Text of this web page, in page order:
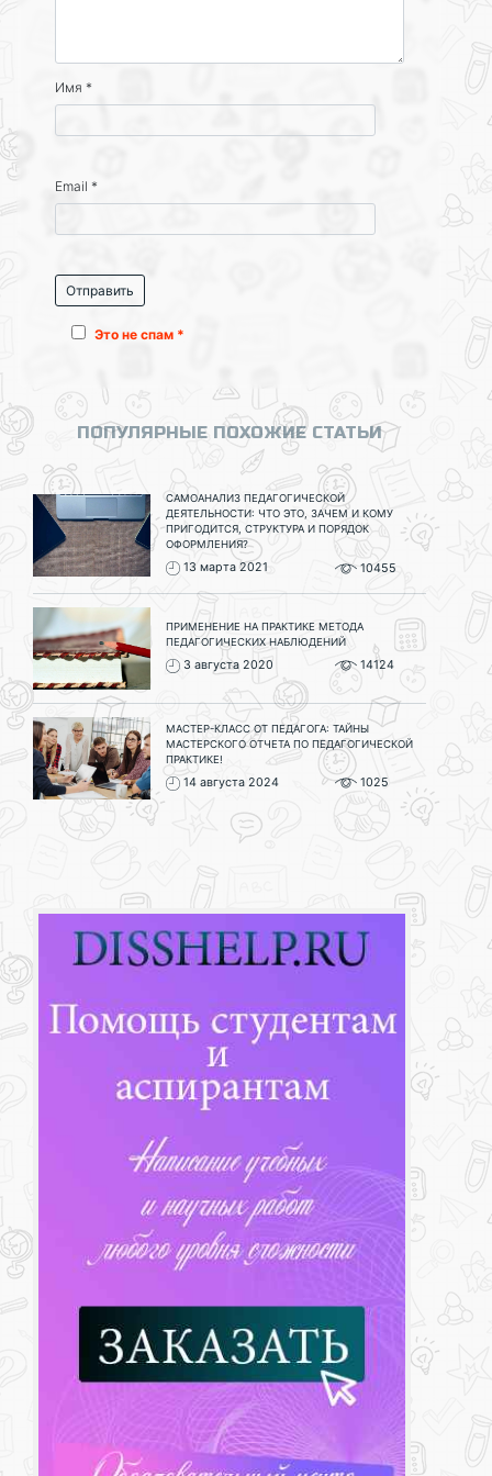
Имя *
Email *
Это не спам *
ПОПУЛЯРНЫЕ ПОХОЖИЕ СТАТЬИ
САМОАНАЛИЗ ПЕДАГОГИЧЕСКОЙ
ДЕЯТЕЛЬНОСТИ: ЧТО ЭТО, ЗАЧЕМ И КОМУ
ПРИГОДИТСЯ, СТРУКТУРА И ПОРЯДОК
ОФОРМЛЕНИЯ?
13 марта 2021 10455
ПРИМЕНЕНИЕ НА ПРАКТИКЕ МЕТОДА
ПЕДАГОГИЧЕСКИХ НАБЛЮДЕНИЙ
3 августа 2020 14124
МАСТЕР-КЛАСС ОТ ПЕДАГОГА: ТАЙНЫ
МАСТЕРСКОГО ОТЧЕТА ПО ПЕДАГОГИЧЕСКОЙ
ПРАКТИКЕ!
14 августа 2024 1025